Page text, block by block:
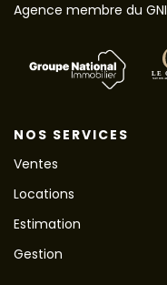
Agence membre du GNI
NOS SERVICES
Ventes
Locations
Estimation
Gestion